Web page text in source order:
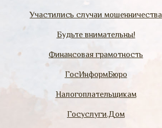
Участились случаи мошенничества
Будьте внимательны!
Финансовая грамотность
ГосИнформБюро
Налогоплательщикам
Госуслуги.Дом